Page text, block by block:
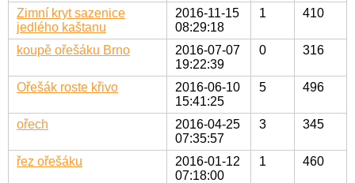
Zimní kryt sazenice
jedlého kaštanu
2016-11-15
08:29:18
1 410
koupě ořešáku Brno
2016-07-07
19:22:39
0 316
Ořešák roste křivo
2016-06-10
15:41:25
5 496
ořech
2016-04-25
07:35:57
3 345
řez ořešáku
2016-01-12
07:18:00
1 460